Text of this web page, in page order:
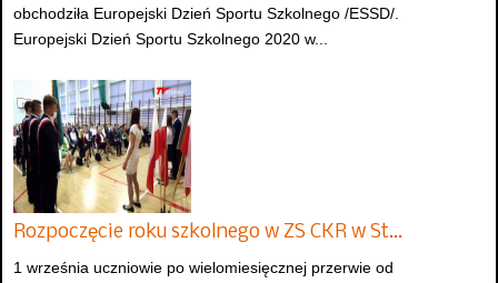
obchodziła Europejski Dzień Sportu Szkolnego /ESSD/.
Europejski Dzień Sportu Szkolnego 2020 w...
Rozpoczęcie roku szkolnego w ZS CKR w St…
1 września uczniowie po wielomiesięcznej przerwie od